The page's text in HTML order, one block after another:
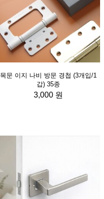
목문 이지 나비 방문 경첩 (3개입/1
갑) 35종
3,000 원